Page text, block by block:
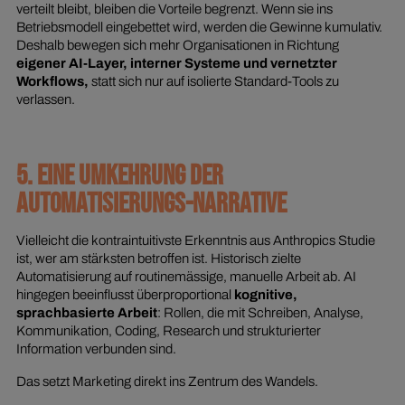
verteilt bleibt, bleiben die Vorteile begrenzt. Wenn sie ins
Betriebsmodell eingebettet wird, werden die Gewinne kumulativ.
Deshalb bewegen sich mehr Organisationen in Richtung
eigener AI-Layer, interner Systeme und vernetzter
Workflows, statt sich nur auf isolierte Standard-Tools zu
verlassen.
5. EINE UMKEHRUNG DER
AUTOMATISIERUNGS-NARRATIVE
Vielleicht die kontraintuitivste Erkenntnis aus Anthropics Studie
ist, wer am stärksten betroffen ist. Historisch zielte
Automatisierung auf routinemässige, manuelle Arbeit ab. AI
hingegen beeinflusst überproportional kognitive,
sprachbasierte Arbeit: Rollen, die mit Schreiben, Analyse,
Kommunikation, Coding, Research und strukturierter
Information verbunden sind.
Das setzt Marketing direkt ins Zentrum des Wandels.